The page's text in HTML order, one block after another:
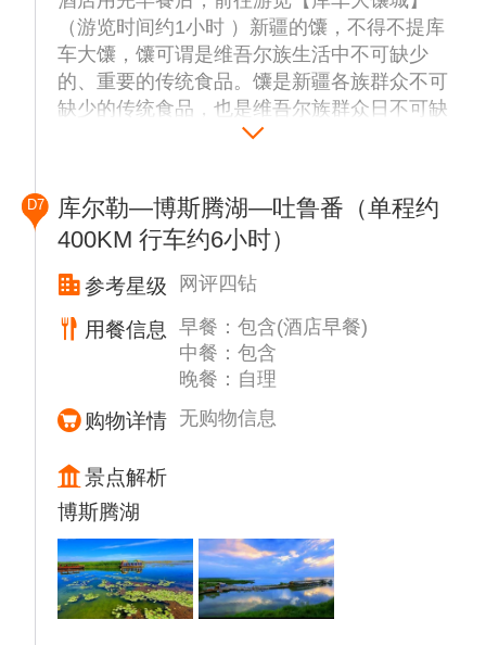
走，严禁攀爬松动岩壁、擅自进入未开发区
域，谨防塌方、滑坡；峡谷内信号较弱，建议
结伴而行，提前下载离线地图；天气多变，雨
后 / 暴雨天气严禁入谷，易发突发山洪，出发
前请查看天气预报；景区内补给点极少，仅入
等）及能量零食，提前做好补给；爱护景区地
质与生态，不采摘植被、不乱扔垃圾，不破坏
岩壁与盐岩地貌，共同守护这片亿年奇观。
新疆各地住宿和餐饮条件差距较大，与内地旅
游发达城市相比都有一定的差距，请客人作好
心理准备。
（游览时间约1小时 ）新疆的馕，不得不提库
车大馕，馕可谓是维吾尔族生活中不可缺少
的、重要的传统食品。馕是新疆各族群众不可
缺少的传统食品，也是维吾尔族群众日不可缺
的面食之一。新疆，馕有五十多个品种。维吾
入新疆后，才改称为"馕"。今日赠送体验：亲
手制作属于自己的馕，动手打馕不仅是一种传
统手工艺的传承，也是一种文化的学习和享
受。
☆温馨提示：
新疆地区部分区域手机网络较差，可能会遇到
手机无信号，收发短信、微信会出现延迟，敬
D7
库尔勒—博斯腾湖—吐鲁番（单程约
400KM 行车约6小时）
参考星级 网评四钻
用餐信息
早餐：包含(酒店早餐)
中餐：包含
晚餐：自理
购物详情 无购物信息
景点解析
博斯腾湖